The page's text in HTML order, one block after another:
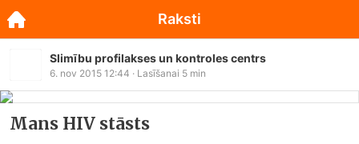
Slimību profilakses un kontroles centrs
6. nov 2015 12:44 · Lasīšanai 5 min
Mans HIV stāsts
Raksti